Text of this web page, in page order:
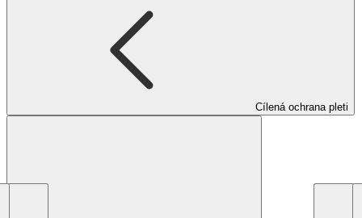
Cílená ochrana pleti